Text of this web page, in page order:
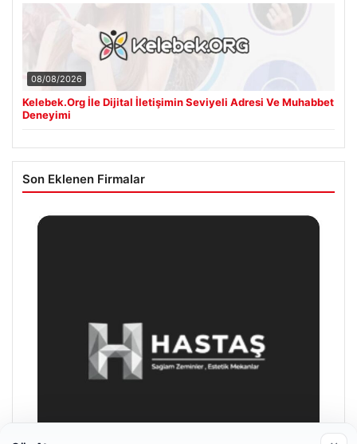
08/08/2026
Kelebek.Org İle Dijital İletişimin Seviyeli Adresi Ve Muhabbet
Deneyimi
Son Eklenen Firmalar